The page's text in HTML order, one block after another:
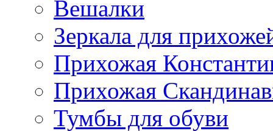
Вешалки
Зеркала для
Прихожая
Прихожая
Тумбы для обуви